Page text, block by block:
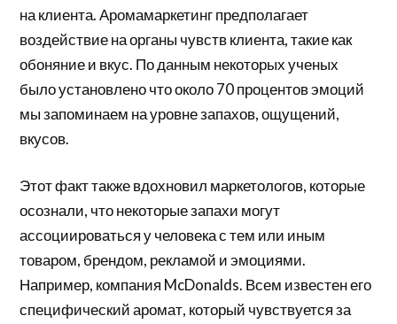
на клиента. Аромамаркетинг предполагает
воздействие на органы чувств клиента, такие как
обоняние и вкус. По данным некоторых ученых
было установлено что около 70 процентов эмоций
мы запоминаем на уровне запахов, ощущений,
вкусов.
Этот факт также вдохновил маркетологов, которые
осознали, что некоторые запахи могут
ассоциироваться у человека с тем или иным
товаром, брендом, рекламой и эмоциями.
Например, компания McDonalds. Всем известен его
специфический аромат, который чувствуется за